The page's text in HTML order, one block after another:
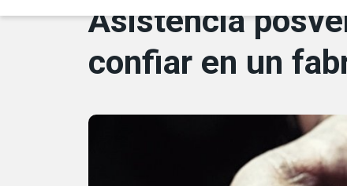
Asistencia
confiar en un